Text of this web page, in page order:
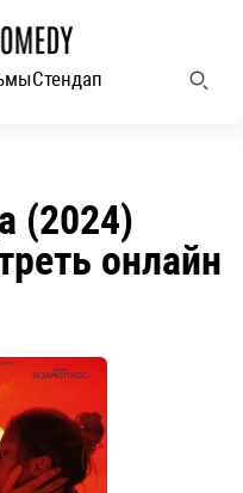
Стендап
(2024)
онлайн